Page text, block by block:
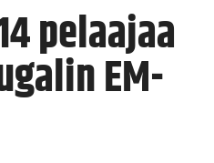
pelaajaa
EM-